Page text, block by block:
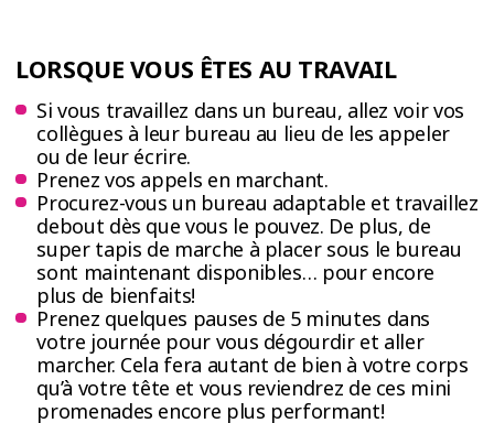
LORSQUE VOUS ÊTES AU TRAVAIL
Si vous travaillez dans un bureau, allez voir vos
collègues à leur bureau au lieu de les appeler
ou de leur écrire.
Prenez vos appels en marchant.
Procurez-vous un bureau adaptable et travaillez
debout dès que vous le pouvez. De plus, de
super tapis de marche à placer sous le bureau
sont maintenant disponibles… pour encore
plus de bienfaits!
Prenez quelques pauses de 5 minutes dans
votre journée pour vous dégourdir et aller
marcher. Cela fera autant de bien à votre corps
qu’à votre tête et vous reviendrez de ces mini
promenades encore plus performant!